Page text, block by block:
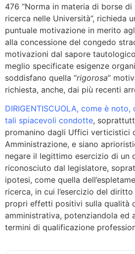
476 “Norma in materia di borse
ricerca nelle Università”, richieda
puntuale motivazione in merito
alla concessione del congedo
motivazioni dal sapore
meglio specificate esigenze
soddisfano quella “rigorosa”
richiesta, anche, dai più recenti
DIRIGENTISCUOLA, come è
tali spiacevoli condotte,
promanino dagli Uffici verticistici
Amministrazione, e siano
negare il legittimo esercizio di un
riconosciuto dal legislatore,
ipotesi, come quella
ricerca, in cui l’esercizio del
propri effetti positivi sulla qualità
amministrativa, potenziandola ed
termini di qualificazione